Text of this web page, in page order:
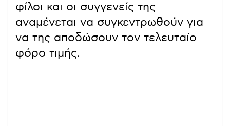
φίλοι και οι συγγενείς της
αναμένεται να συγκεντρωθούν για
να της αποδώσουν τον τελευταίο
φόρο τιμής.